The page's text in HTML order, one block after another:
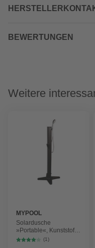
BEWERTUNGEN
Weitere
MYPOOL
Solardusche
»Portable«, Kunststoff,
mit 14 l-Tank
(1)